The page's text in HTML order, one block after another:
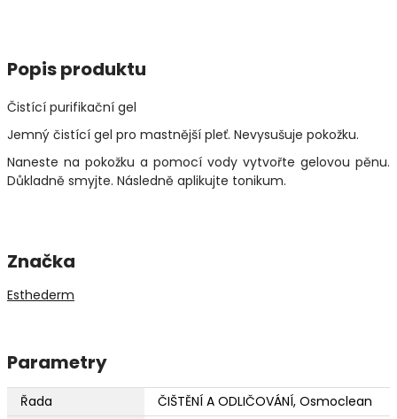
Popis produktu
Čistící purifikační gel
Jemný čistící gel pro mastnější pleť. Nevysušuje pokožku.
Naneste na pokožku a pomocí vody vytvořte gelovou pěnu.
Důkladně smyjte. Následně aplikujte tonikum.
Značka
Esthederm
Parametry
Řada ČIŠTĚNÍ A ODLIČOVÁNÍ, Osmoclean